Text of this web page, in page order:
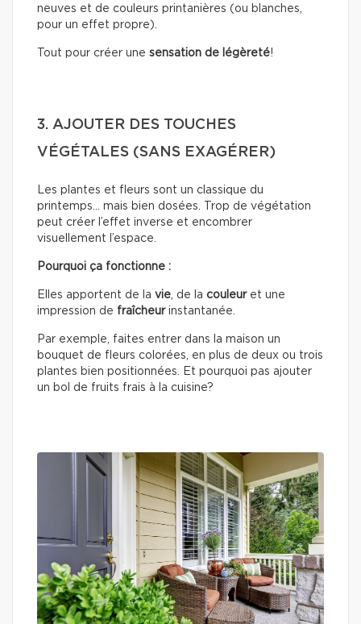
neuves et de couleurs printanières (ou blanches,
pour un effet propre).
Tout pour créer une sensation de légèreté!
3. AJOUTER DES TOUCHES
VÉGÉTALES (SANS EXAGÉRER)
Les plantes et fleurs sont un classique du
printemps… mais bien dosées. Trop de végétation
peut créer l’effet inverse et encombrer
visuellement l’espace.
Pourquoi ça fonctionne :
Elles apportent de la vie, de la couleuret une
impression de fraîcheurinstantanée.
Par exemple, faites entrer dans la maison un
bouquet de fleurs colorées, en plus de deux ou trois
plantes bien positionnées. Et pourquoi pas ajouter
un bol de fruits frais à la cuisine?